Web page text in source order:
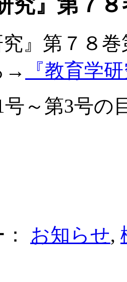
究』第７８
→
『教育学
号～第3号
お知らせ,